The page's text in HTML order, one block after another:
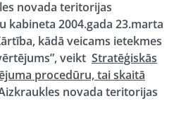
novada teritorijas
kabineta 2004.gada 23.marta
kādā veicams ietekmes
veikt Stratēģiskās
procedūru, tai skaitā
novada teritorijas